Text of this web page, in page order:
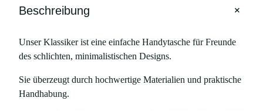
Beschreibung +
Unser Klassiker ist eine einfache Handytasche für Freunde
des schlichten, minimalistischen Designs.
Sie überzeugt durch hochwertige Materialien und praktische
Handhabung.